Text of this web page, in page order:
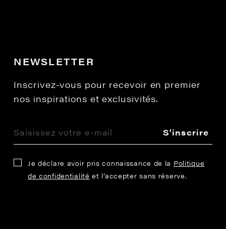
NEWSLETTER
Inscrivez-vous pour recevoir en premier
nos inspirations et exclusivités.
S'inscrire
Je déclare avoir pris connaissance de la Politique
de confidentialité et l’accepter sans réserve.